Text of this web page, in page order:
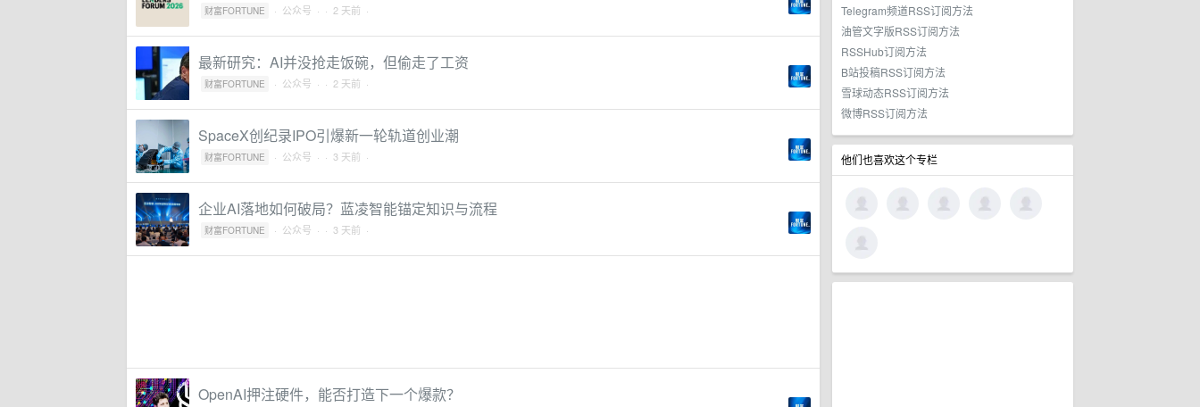
Telegram频道RSS订阅方法
油管文字版RSS订阅方法
RSSHub订阅方法
B站投稿RSS订阅方法
雪球动态RSS订阅方法
微博RSS订阅方法
他们也喜欢这个专栏
财富FORTUNE · 公众号 · · 2 天前 ·
最新研究：AI并没抢走饭碗，但偷走了工资
财富FORTUNE · 公众号 · · 2 天前 ·
SpaceX创纪录IPO引爆新一轮轨道创业潮
财富FORTUNE · 公众号 · · 3 天前 ·
企业AI落地如何破局？蓝凌智能锚定知识与流程
财富FORTUNE · 公众号 · · 3 天前 ·
OpenAI押注硬件，能否打造下一个爆款？